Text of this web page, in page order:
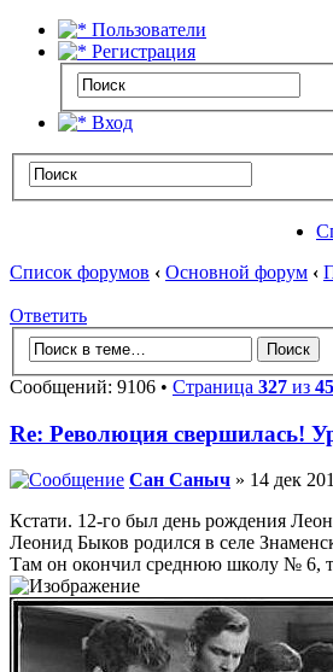
Пользователи
Регистрация
Вход
Список форумов ‹ Основной форум ‹
Ответить
Сообщений: 9106 • Страница 327 из
Re: Революция свершилась!
Сан Саныч » 14 дек
Кстати. 12-го был день рождения
Леонид Быков родился в селе
Там он окончил среднюю школу № 6,